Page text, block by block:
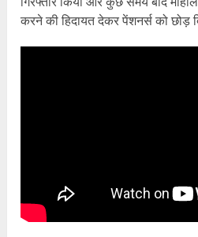
करने की हिदायत देकर पेंशनर्स को छोड़